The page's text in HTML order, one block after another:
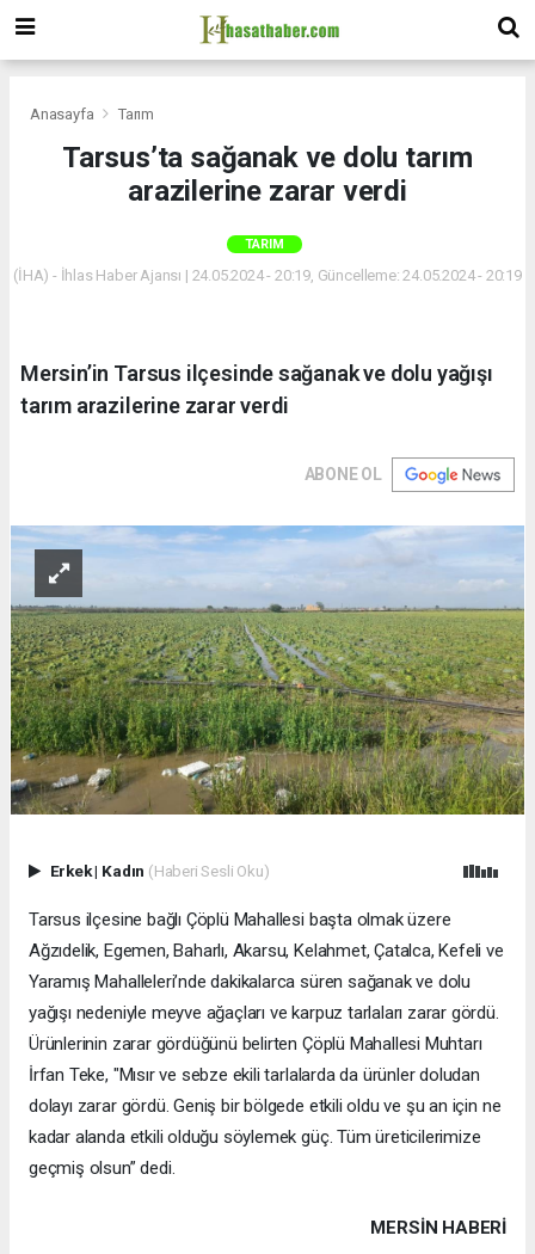
Anasayfa Tarım
Tarsus’ta sağanak ve dolu tarım
arazilerine zarar verdi
TARIM
(İHA) - İhlas Haber Ajansı | 24.05.2024 - 20:19, Güncelleme: 24.05.2024 - 20:19
Mersin’in Tarsus ilçesinde sağanak ve dolu yağışı
tarım arazilerine zarar verdi
ABONE OL
Erkek| Kadın (Haberi Sesli Oku)
Tarsus ilçesine bağlı Çöplü Mahallesi başta olmak üzere
Ağzıdelik, Egemen, Baharlı, Akarsu, Kelahmet, Çatalca, Kefeli ve
Yaramış Mahalleleri’nde dakikalarca süren sağanak ve dolu
yağışı nedeniyle meyve ağaçları ve karpuz tarlaları zarar gördü.
Ürünlerinin zarar gördüğünü belirten Çöplü Mahallesi Muhtarı
İrfan Teke, "Mısır ve sebze ekili tarlalarda da ürünler doludan
dolayı zarar gördü. Geniş bir bölgede etkili oldu ve şu an için ne
kadar alanda etkili olduğu söylemek güç. Tüm üreticilerimize
geçmiş olsun” dedi.
MERSIN HABERİ